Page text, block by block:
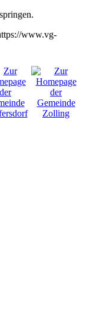
springen.
www.vg-